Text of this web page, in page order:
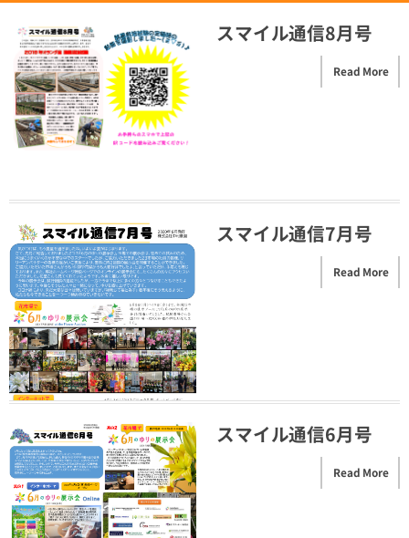
スマイル通信8月号
Read More
スマイル通信7月号
Read More
スマイル通信6月号
Read More